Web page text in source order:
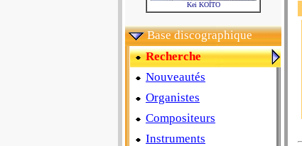
Kei KOÏTO
Base discographique
Recherche
Nouveautés
Organistes
Compositeurs
Instruments